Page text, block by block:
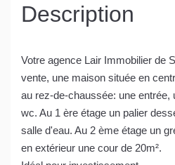
Description
Votre agence Lair Immobilier de
vente, une maison située en
au rez-de-chaussée: une entrée,
wc. Au 1 ère étage un palier
salle d'eau. Au 2 ème étage un
en extérieur une cour de 20m².